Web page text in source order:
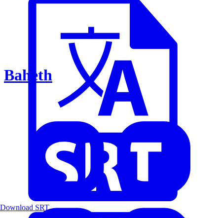
Baheth
Download SRT